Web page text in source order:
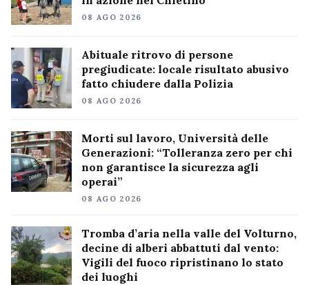
08 AGO 2026
Abituale ritrovo di persone
pregiudicate: locale risultato abusivo
fatto chiudere dalla Polizia
08 AGO 2026
Morti sul lavoro, Università delle
Generazioni: “Tolleranza zero per chi
non garantisce la sicurezza agli
operai”
08 AGO 2026
Tromba d’aria nella valle del Volturno,
decine di alberi abbattuti dal vento:
Vigili del fuoco ripristinano lo stato
dei luoghi